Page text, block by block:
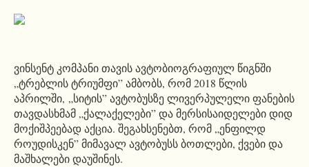
ვინსენტ კომპანი თავის ავტობიოგრაფიულ წიგნში
„ტრებლის ტრიუმფი” ამბობს, რომ 2018 წლის
აპრილში, „სიტის” ავტობუსზე ლივერპულელი ფანების
თავდასხმამ „ქალაქელები” და მერსისაიდელები დიდ
მოქიშპეებად აქცია. შეგახსენებთ, რომ „ენფილდ
როუდისკენ” მიმავალ ავტობუსს ბოთლები, ქვები და
მაშხალები დაუშინეს.